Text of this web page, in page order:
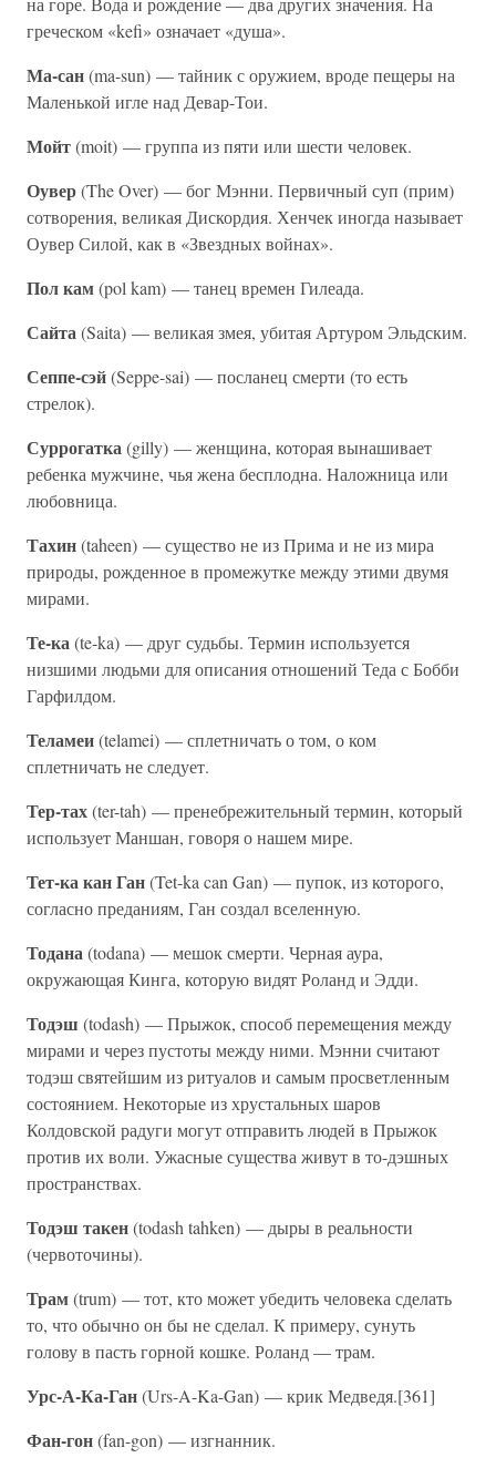
греческом «kefi» означает «душа».
Ма-сан(ma-sun) — тайник с оружием, вроде пещеры на
Маленькой игле над Девар-Тои.
Мойт(moit) — группа из пяти или шести человек.
Оувер(The Over) — бог Мэнни. Первичный суп (прим)
сотворения, великая Дискордия. Хенчек иногда называет
Оувер Силой, как в «Звездных войнах».
Пол кам(pol kam) — танец времен Гилеада.
Сайта(Saita) — великая змея, убитая Артуром Эльдским.
Сеппе-сэй(Seppe-sai) — посланец смерти (то есть
стрелок).
Суррогатка(gilly) — женщина, которая вынашивает
ребенка мужчине, чья жена бесплодна. Наложница или
любовница.
Тахин(taheen) — существо не из Прима и не из мира
природы, рожденное в промежутке между этими двумя
мирами.
Те-ка(te-ka) — друг судьбы. Термин используется
низшими людьми для описания отношений Теда с Бобби
Гарфилдом.
Теламеи(telamei) — сплетничать о том, о ком
сплетничать не следует.
Тер-тах(ter-tah) — пренебрежительный термин, который
использует Маншан, говоря о нашем мире.
Тет-ка кан Ган(Tet-ka can Gan) — пупок, из которого,
согласно преданиям, Ган создал вселенную.
Тодана(todana) — мешок смерти. Черная аура,
окружающая Кинга, которую видят Роланд и Эдди.
Тодэш (todash) — Прыжок, способ перемещения между
мирами и через пустоты между ними. Мэнни считают
тодэш святейшим из ритуалов и самым просветленным
состоянием. Некоторые из хрустальных шаров
Колдовской радуги могут отправить людей в Прыжок
против их воли. Ужасные существа живут в то-дэшных
пространствах.
Тодэш такен(todash tahken) — дыры в реальности
(червоточины).
Трам(trum) — тот, кто может убедить человека сделать
то, что обычно он бы не сделал. К примеру, сунуть
голову в пасть горной кошке. Роланд — трам.
Урс-А-Ка-Ган(Urs-A-Ka-Gan) — крик Медведя.[361]
Фан-гон(fan-gon) — изгнанник.